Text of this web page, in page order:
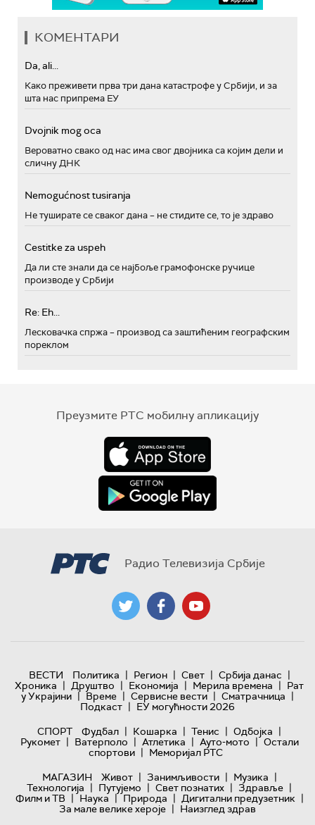
КОМЕНТАРИ
Da, ali...
Како преживети прва три дана катастрофе у Србији, и за
шта нас припрема ЕУ
Dvojnik mog oca
Вероватно свако од нас има свог двојника са којим дели и
сличну ДНК
Nemogućnost tusiranja
Не туширате се сваког дана – не стидите се, то је здраво
Cestitke za uspeh
Да ли сте знали да се најбоље грамофонске ручице
производе у Србији
Re: Eh...
Лесковачка спржа – производ са заштићеним географским
пореклом
Преузмите РТС мобилну апликацију
Радио Телевизија Србије
ВЕСТИ Политика | Регион | Свет | Србија данас |
Хроника | Друштво | Економија | Мерила времена | Рат
у Украјини | Време | Сервисне вести | Сматрачница |
Подкаст | ЕУ могућности 2026
СПОРТ
Фудбал | Кошарка | Тенис | Одбојка |
Рукомет | Ватерполо | Атлетика | Ауто-мото | Остали
спортови | Меморијал РТС
МАГАЗИН
Живот | Занимљивости | Музика |
Технологијa | Путујемо | Свет познатих | Здравље |
Филм и ТВ | Наука | Природа | Дигитални предузетник |
За мале велике хероје | Наизглед здрав